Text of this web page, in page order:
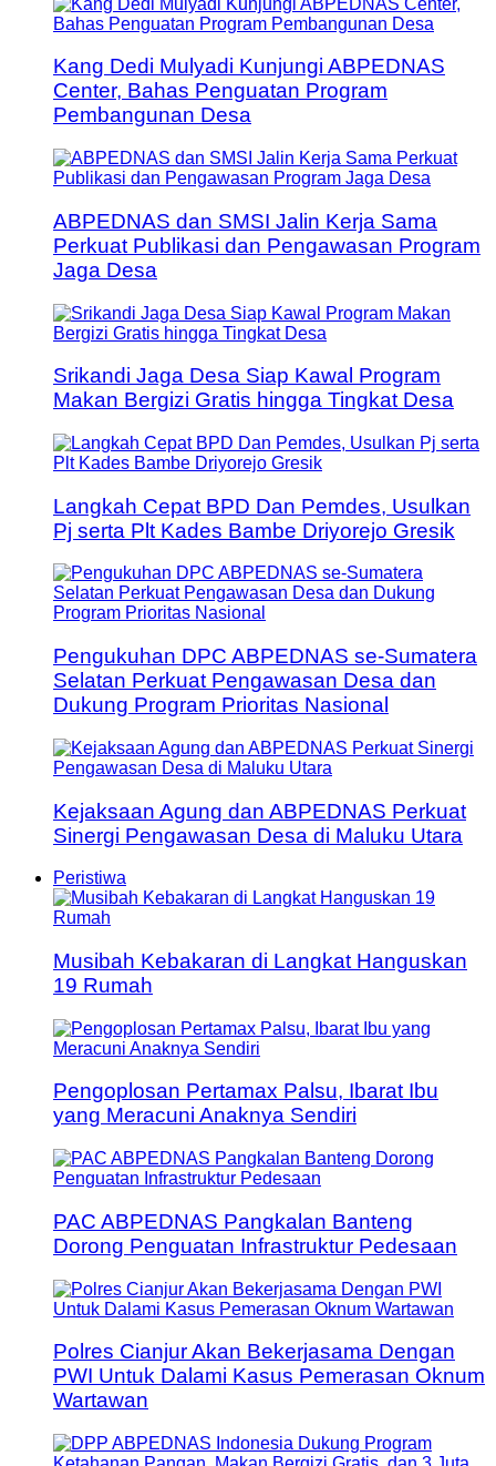
Kang Dedi Mulyadi Kunjungi ABPEDNAS
Center, Bahas Penguatan Program
Pembangunan Desa
ABPEDNAS dan SMSI Jalin Kerja Sama
Perkuat Publikasi dan Pengawasan Program
Jaga Desa
Srikandi Jaga Desa Siap Kawal Program
Makan Bergizi Gratis hingga Tingkat Desa
Langkah Cepat BPD Dan Pemdes, Usulkan
Pj serta Plt Kades Bambe Driyorejo Gresik
Pengukuhan DPC ABPEDNAS se-Sumatera
Selatan Perkuat Pengawasan Desa dan
Dukung Program Prioritas Nasional
Kejaksaan Agung dan ABPEDNAS Perkuat
Sinergi Pengawasan Desa di Maluku Utara
Peristiwa
Musibah Kebakaran di Langkat Hanguskan
19 Rumah
Pengoplosan Pertamax Palsu, Ibarat Ibu
yang Meracuni Anaknya Sendiri
PAC ABPEDNAS Pangkalan Banteng
Dorong Penguatan Infrastruktur Pedesaan
Polres Cianjur Akan Bekerjasama Dengan
PWI Untuk Dalami Kasus Pemerasan Oknum
Wartawan